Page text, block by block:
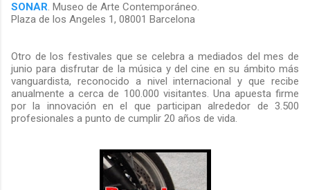
SONAR. Museo de Arte Contemporáneo.
Plaza de los Angeles 1, 08001 Barcelona
Otro de los festivales que se celebra a mediados del mes de
junio para disfrutar de la música y del cine en su ámbito más
vanguardista, reconocido a nivel internacional y que recibe
anualmente a cerca de 100.000 visitantes. Una apuesta firme
por la innovación en el que participan alrededor de 3.500
profesionales a punto de cumplir 20 años de vida.